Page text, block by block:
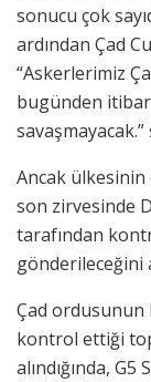
sonucu çok
ardından Çad
“Askerlerimiz
bugünden
savaşmayacak.”
Ancak ülkesinin
son zirvesinde
tarafından
gönderileceğini
Çad ordusunun
kontrol ettiği
alındığında, G5